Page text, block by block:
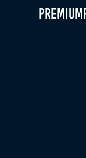
Statistiken
Cookies, die
Erstellung von
Besucher
Google